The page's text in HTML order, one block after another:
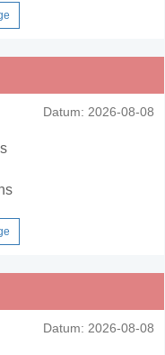
Datum: 2026-08-08
Datum: 2026-08-08